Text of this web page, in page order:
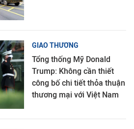
GIAO THƯƠNG
Tổng thống Mỹ Donald
Trump: Không cần thiết
công bố chi tiết thỏa thuận
thương mại với Việt Nam